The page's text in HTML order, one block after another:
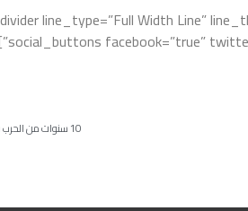
linkedin=”true” pinterest=”true”]
10 سنوات من الحرب في سوريا